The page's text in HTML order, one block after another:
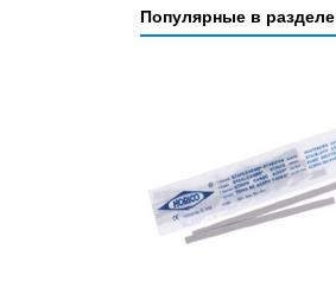
Популярные в разделе